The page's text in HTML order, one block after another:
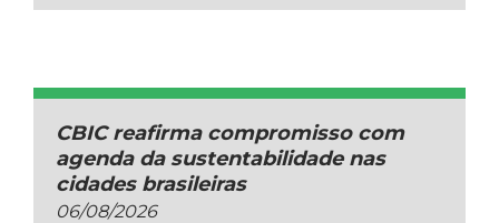
CBIC reafirma compromisso com
agenda da sustentabilidade nas
cidades brasileiras
06/08/2026